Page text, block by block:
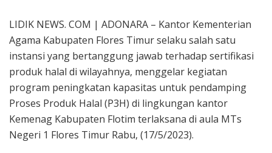
LIDIK NEWS. COM | ADONARA – Kantor Kementerian
Agama Kabupaten Flores Timur selaku salah satu
instansi yang bertanggung jawab terhadap sertifikasi
produk halal di wilayahnya, menggelar kegiatan
program peningkatan kapasitas untuk pendamping
Proses Produk Halal (P3H) di lingkungan kantor
Kemenag Kabupaten Flotim terlaksana di aula MTs
Negeri 1 Flores Timur Rabu, (17/5/2023).